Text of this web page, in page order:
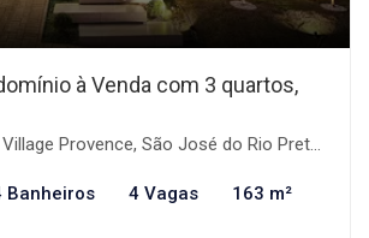
à Venda com 3 quartos,
Provence, São José do Rio Preto-SP
Banheiros 4 Vagas 163 m²